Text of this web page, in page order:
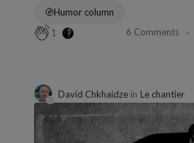
Humor column
1
6 Comments
David Chkhaidze in Le chantier